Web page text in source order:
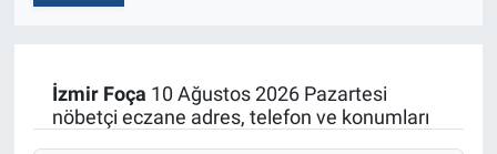
İzmir Foça 10 Ağustos 2026 Pazartesi
nöbetçi eczane adres, telefon ve konumları
Politika